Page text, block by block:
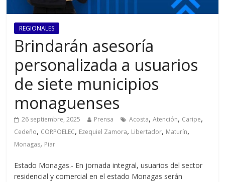
REGIONALES
Brindarán asesoría
personalizada a usuarios
de siete municipios
monaguenses
26 septiembre, 2025 Prensa Acosta,Atención, Caripe,
Cedeño, CORPOELEC, Ezequiel Zamora, Libertador, Maturín,
Monagas, Piar
Estado Monagas.- En jornada integral, usuarios del sector
residencial y comercial en el estado Monagas serán